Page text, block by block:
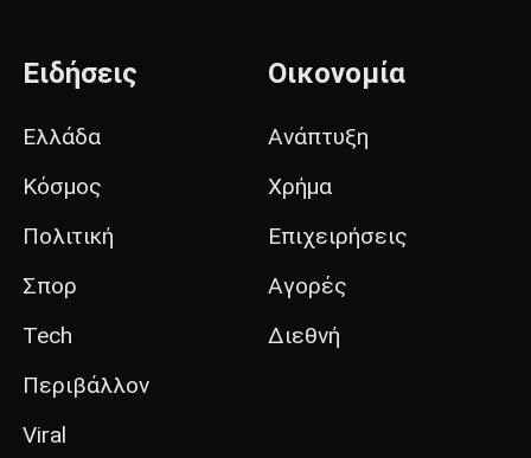
Ειδήσεις
Ελλάδα
Κόσμος
Πολιτική
Σπορ
Tech
Περιβάλλον
Viral
Οικονομία
Ανάπτυξη
Χρήμα
Επιχειρήσεις
Αγορές
Διεθνή